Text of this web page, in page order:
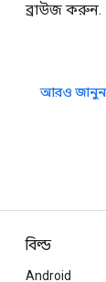
ব্রাউজ করুন.
আরও জানুন
বিল্ড
Android